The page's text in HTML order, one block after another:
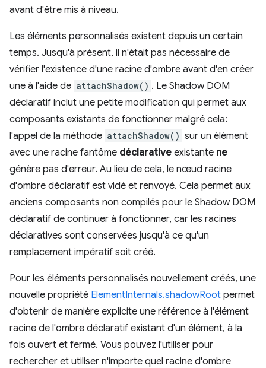
avant d'être mis à niveau.
Les éléments personnalisés existent depuis un certain
temps. Jusqu'à présent, il n'était pas nécessaire de
vérifier l'existence d'une racine d'ombre avant d'en créer
une à l'aide de attachShadow() . Le Shadow DOM
déclaratif inclut une petite modification qui permet aux
composants existants de fonctionner malgré cela:
l'appel de la méthode attachShadow() sur un élément
avec une racine fantôme déclarative existante ne
génère pas d'erreur. Au lieu de cela, le nœud racine
d'ombre déclaratif est vidé et renvoyé. Cela permet aux
anciens composants non compilés pour le Shadow DOM
déclaratif de continuer à fonctionner, car les racines
déclaratives sont conservées jusqu'à ce qu'un
remplacement impératif soit créé.
Pour les éléments personnalisés nouvellement créés, une
nouvelle propriété ElementInternals.shadowRoot permet
d'obtenir de manière explicite une référence à l'élément
racine de l'ombre déclaratif existant d'un élément, à la
fois ouvert et fermé. Vous pouvez l'utiliser pour
rechercher et utiliser n'importe quel racine d'ombre